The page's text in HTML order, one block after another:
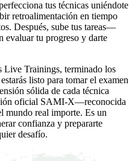
tus técnicas uniéndote
retroalimentación en tiempo
Después, sube tus tareas—
evaluar tu progreso y darte
Live Trainings, terminado los
listo para tomar el examen
sólida de cada técnica
oficial SAMI-X—reconocida
mundo real importe. Es un
confianza y prepararte
desafío.